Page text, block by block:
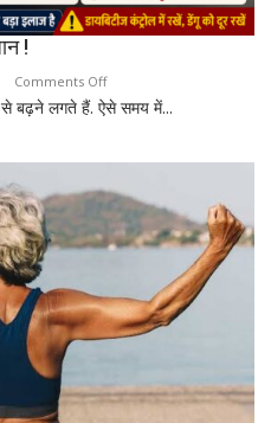
!
Comments Offon
टाइप-2
वाले
सावधान
!
से बढ़ने लगते हैं. ऐसे समय में...